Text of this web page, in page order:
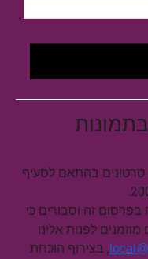
סרטונים בהתאם לסעיף
בפרסום זה וסבורים כי
לפנות אלינו
, בצירוף הוכחת